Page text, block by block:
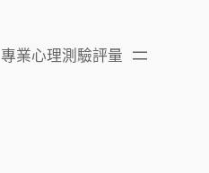
專業心理測驗評量